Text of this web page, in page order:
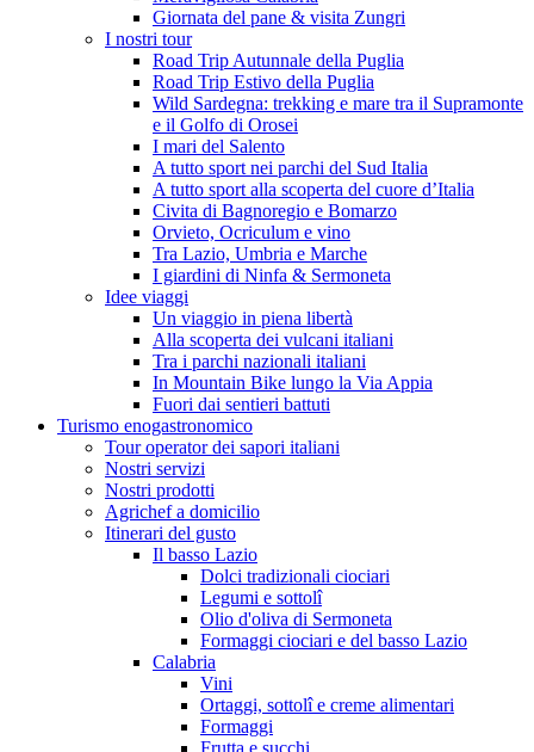
Giornata del pane & visita Zungri
I nostri tour
Road Trip Autunnale della Puglia
Road Trip Estivo della Puglia
Wild Sardegna: trekking e mare tra il Supramonte
e il Golfo di Orosei
I mari del Salento
A tutto sport nei parchi del Sud Italia
A tutto sport alla scoperta del cuore d’Italia
Civita di Bagnoregio e Bomarzo
Orvieto, Ocriculum e vino
Tra Lazio, Umbria e Marche
I giardini di Ninfa & Sermoneta
Idee viaggi
Un viaggio in piena libertà
Alla scoperta dei vulcani italiani
Tra i parchi nazionali italiani
In Mountain Bike lungo la Via Appia
Fuori dai sentieri battuti
Turismo enogastronomico
Tour operator dei sapori italiani
Nostri servizi
Nostri prodotti
Agrichef a domicilio
Itinerari del gusto
Il basso Lazio
Dolci tradizionali ciociari
Legumi e sottolî
Olio d'oliva di Sermoneta
Formaggi ciociari e del basso Lazio
Calabria
Vini
Ortaggi, sottolî e creme alimentari
Formaggi
Frutta e succhi